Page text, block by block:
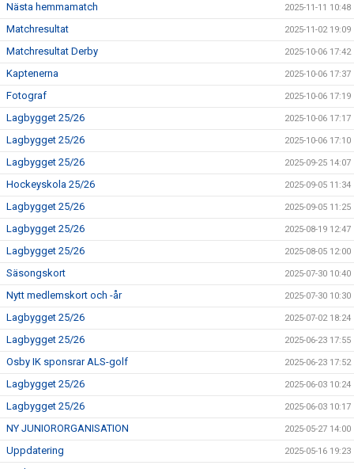
Nästa hemmamatch 2025-11-11 10:48
Matchresultat 2025-11-02 19:09
Matchresultat Derby 2025-10-06 17:42
Kaptenerna 2025-10-06 17:37
Fotograf 2025-10-06 17:19
Lagbygget 25/26 2025-10-06 17:17
Lagbygget 25/26 2025-10-06 17:10
Lagbygget 25/26 2025-09-25 14:07
Hockeyskola 25/26 2025-09-05 11:34
Lagbygget 25/26 2025-09-05 11:25
Lagbygget 25/26 2025-08-19 12:47
Lagbygget 25/26 2025-08-05 12:00
Säsongskort 2025-07-30 10:40
Nytt medlemskort och -år 2025-07-30 10:30
Lagbygget 25/26 2025-07-02 18:24
Lagbygget 25/26 2025-06-23 17:55
Osby IK sponsrar ALS-golf 2025-06-23 17:52
Lagbygget 25/26 2025-06-03 10:24
Lagbygget 25/26 2025-06-03 10:17
NY JUNIORORGANISATION 2025-05-27 14:00
Uppdatering 2025-05-16 19:23